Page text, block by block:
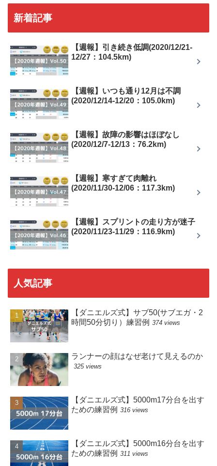
新着記事
【週報】引き続き低調(2020/12/21-
12/27：104.5km)
【週報】いつも通り12月は不調
(2020/12/14-12/20：105.0km)
【週報】故障の影響はほぼなし
(2020/12/7-12/13：76.2km)
【週報】寒すぎて肉離れ
(2020/11/30-12/06：117.3km)
【週報】スプリントの走り方が迷子
(2020/11/23-11/29：116.9km)
人気記事
【ダニエルズ式】サブ50(サブエガ・2
時間50分切り）練習例 374 views
ランナーの顔はなぜ老けて見えるのか
325 views
【ダニエルズ式】5000m17分台を出す
ための練習例 316 views
【ダニエルズ式】5000m16分台を出す
ための練習例 311 views